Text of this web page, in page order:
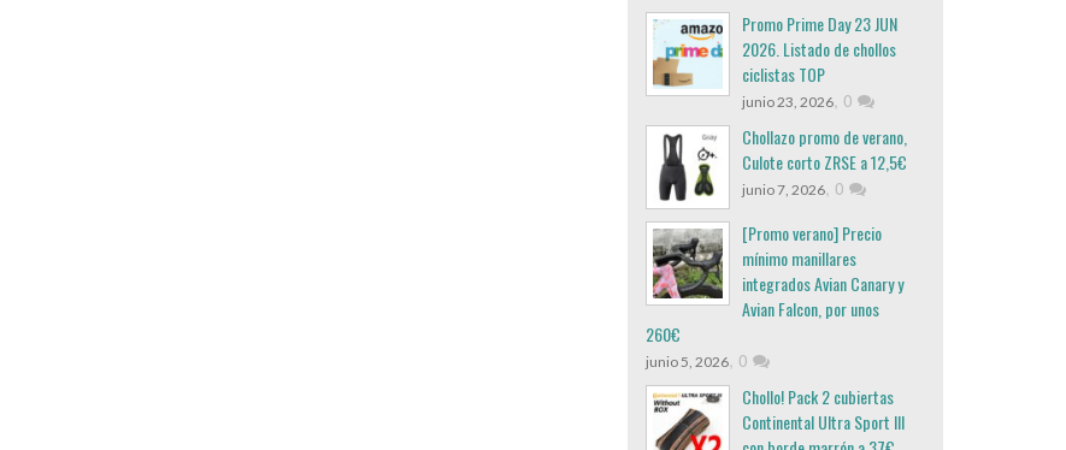
Promo Prime Day 23 JUN
2026. Listado de chollos
ciclistas TOP
junio 23, 2026, 0
Chollazo promo de verano,
Culote corto ZRSE a 12,5€
junio 7, 2026, 0
[Promo verano] Precio
mínimo manillares
integrados Avian Canary y
Avian Falcon, por unos
260€
junio 5, 2026, 0
Chollo! Pack 2 cubiertas
Continental Ultra Sport III